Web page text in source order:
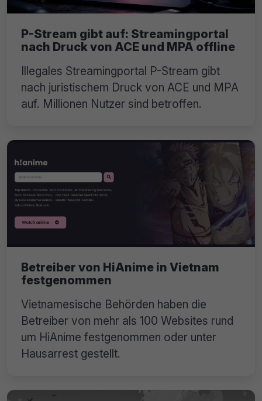
P-Stream gibt auf: Streamingportal
nach Druck von ACE und MPA offline
Illegales Streamingportal P-Stream gibt
nach juristischem Druck von ACE und MPA
auf. Millionen Nutzer sind betroffen.
Betreiber von HiAnime in Vietnam
festgenommen
Vietnamesische Behörden haben die
Betreiber von mehr als 100 Websites rund
um HiAnime festgenommen oder unter
Hausarrest gestellt.